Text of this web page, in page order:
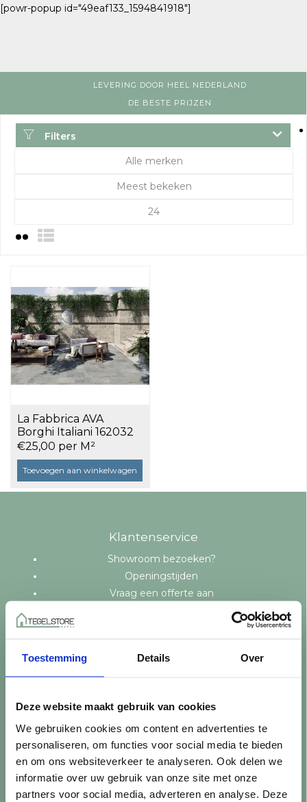
Toestemming Details Over
Deze website maakt gebruik van cookies
We gebruiken cookies om content en advertenties te
personaliseren, om functies voor social media te bieden
en om ons websiteverkeer te analyseren. Ook delen we
informatie over uw gebruik van onze site met onze
partners voor social media, adverteren en analyse. Deze
[powr-popup id="49eaf133_1594841918"]
LEVERING DOOR HEEL NEDERLAND
DE BESTE PRIJZEN
Filters
Alle merken
Meest bekeken
24
La Fabbrica AVA
Borghi Italiani 162032
Agata 20,3x40,6 a 1,07
m²
€25,00 per M²
Toevoegen aan winkelwagen
Klantenservice
Showroom bezoeken?
Openingstijden
Vraag een offerte aan
Controle vóór verwerking
Garantie & klachten
Mix & Match
Klantenservice
Veelgestelde vragen
Over TegelStore.nl
Contact